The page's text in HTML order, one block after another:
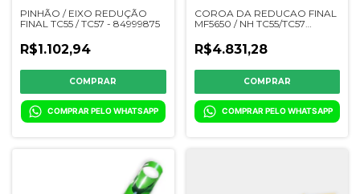
PINHÃO / EIXO REDUÇÃO
FINAL TC55 / TC57 - 84999875
R$1.102,94
COMPRAR PELO WHATSAPP
COROA DA REDUCAO FINAL
MF5650 / NH TC55/TC57
6289967M1 / 6289967
R$4.831,28
COMPRAR PELO WHATSAPP